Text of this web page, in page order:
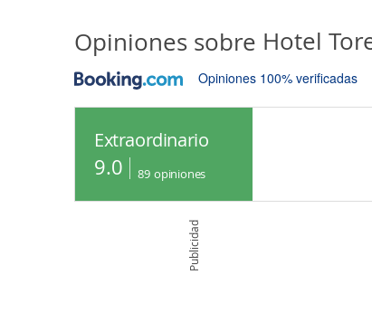
Opiniones sobre Hotel
Opiniones 100% verificadas
Extraordinario
9.0 89 opiniones
Publicidad